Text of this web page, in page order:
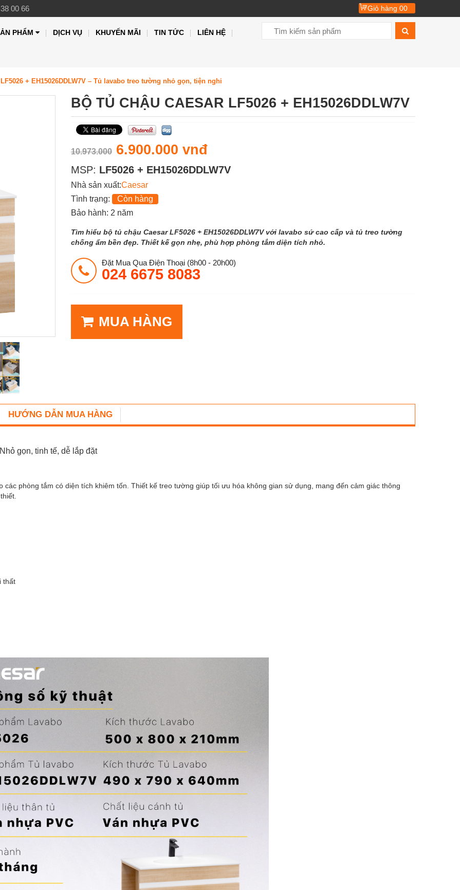
00 66 Giỏ hàng 00
PHẨM DỊCH VỤ KHUYẾN MÃI TIN TỨC LIÊN HỆ
+ EH15026DDLW7V – Tủ lavabo treo tường nhỏ gọn, tiện nghi
BỘ TỦ CHẬU CAESAR LF5026 + EH15026DDLW7V
10.973.000 6.900.000 vnđ
MSP: LF5026 + EH15026DDLW7V
Nhà sản xuất:Caesar
Tình trạng:
Còn hàng
Bảo hành: 2 năm
Tìm hiểu bộ tủ chậu Caesar LF5026 + EH15026DDLW7V với lavabo sứ cao cấp và tủ treo tường
chống ẩm bền đẹp. Thiết kế gọn nhẹ, phù hợp phòng tắm diện tích nhỏ.
Đặt Mua Qua Điện Thoại (8h00 - 20h00)
024 6675 8083
MUA HÀNG
HƯỚNG DẪN MUA HÀNG
gọn, tinh tế, dễ lắp đặt
các phòng tắm có diện tích khiêm tốn. Thiết kế treo tường giúp tối ưu hóa không gian sử dụng, mang đến cảm giác thông
thất